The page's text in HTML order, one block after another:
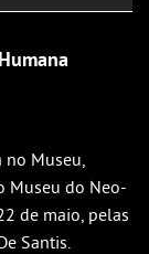
no Museu,
Museu do Neo-
de maio, pelas
Santis.